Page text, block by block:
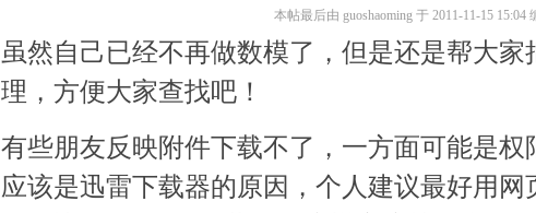
本帖最后由 guoshaoming 于 2011-11-15 15:04
虽然自己已经不再做数模了，但是还是帮大家
理，方便大家查找吧！
有些朋友反映附件下载不了，一方面可能是
应该是迅雷下载器的原因，个人建议最好用